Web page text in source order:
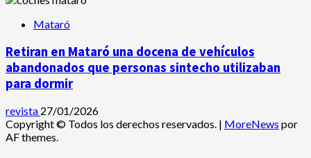
Mataró
Retiran en Mataró una docena de vehículos
abandonados que personas sintecho utilizaban
para dormir
revista 27/01/2026
Copyright © Todos los derechos reservados. | MoreNews por
AF themes.